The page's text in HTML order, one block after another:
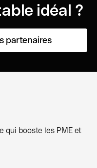
idéal ?
partenaires
qui booste les PME et